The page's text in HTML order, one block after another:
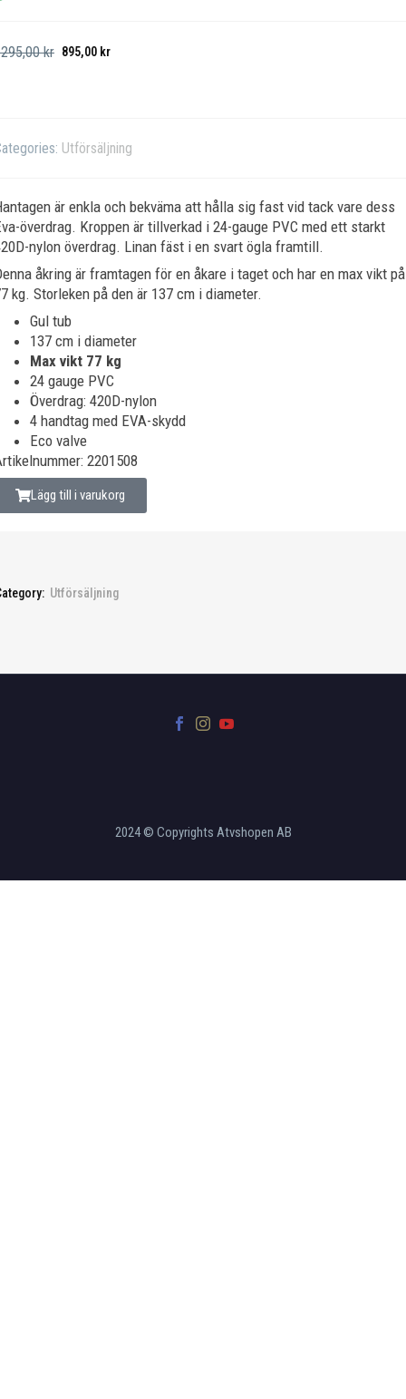
kr 895,00 kr
Utförsäljning
är enkla och bekväma att hålla sig fast vid tack vare dess
överdrag. Kroppen är tillverkad i 24-gauge PVC med ett starkt
nylon överdrag. Linan fäst i en svart ögla framtill.
åkring är framtagen för en åkare i taget och har en max vikt på
kg. Storleken på den är 137 cm i diameter.
Gul tub
137 cm i diameter
Max vikt 77 kg
24 gauge PVC
Överdrag: 420D-nylon
4 handtag med EVA-skydd
Eco valve
2201508
Lägg till i varukorg
Utförsäljning
2024 © Copyrights Atvshopen AB